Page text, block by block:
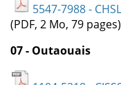
5547-7988 -
(PDF, 2 Mo, 79 pages)
07 - Outaouais